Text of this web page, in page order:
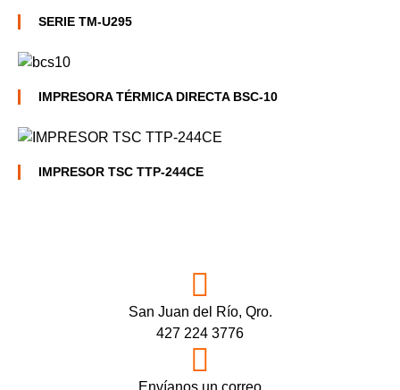
SERIE TM-U295
IMPRESORA TÉRMICA DIRECTA BSC-10
IMPRESOR TSC TTP-244CE
San Juan del Río, Qro.
427 224 3776